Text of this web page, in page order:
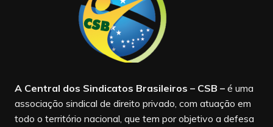
A Central dos Sindicatos Brasileiros – CSB –é uma
associação sindical de direito privado, com atuação em
todo o território nacional, que tem por objetivo a defesa